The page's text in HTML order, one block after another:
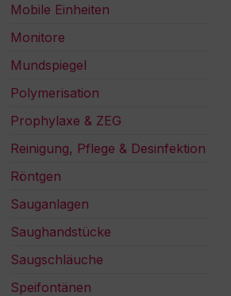
Mobile Einheiten
Monitore
Mundspiegel
Polymerisation
Prophylaxe & ZEG
Reinigung, Pflege & Desinfektion
Röntgen
Sauganlagen
Saughandstücke
Saugschläuche
Speifontänen